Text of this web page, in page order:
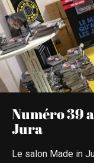
Numéro 39
Jura
Le salon Made in